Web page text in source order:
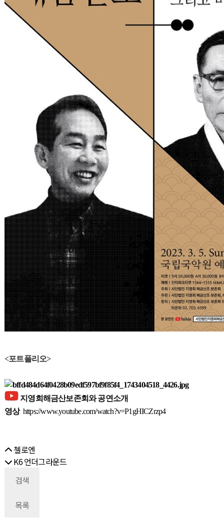
<포트폴리오>
지영희해금산보존회와 공연소개
영상 https://www.youtube.com/watch?v=P1gHICZrzp4
첼로엔
K6 언더그라운드
검색
목록